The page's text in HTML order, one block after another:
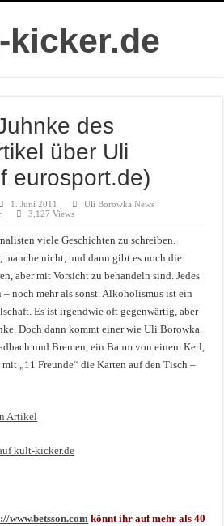
des
über Uli
eurosport.de)
1. Juni 2011
Uli Borowka News
3,127 Views
viele Geschichten zu schreiben.
manche nicht, und dann gibt es noch die
aber mit Vorsicht zu behandeln sind. Jedes
noch mehr als sonst. Alkoholismus ist ein
Es ist irgendwie oft gegenwärtig, aber
Doch dann kommt einer wie Uli Borowka.
und Bremen, ein Baum von einem Kerl,
„11 Freunde“ die Karten auf den Tisch –
Artikel
kult-kicker.de
www.betsson.com könnt ihr auf mehr als 40